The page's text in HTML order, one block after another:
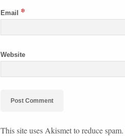
Email *
Website
This site uses Akismet to reduce spam.